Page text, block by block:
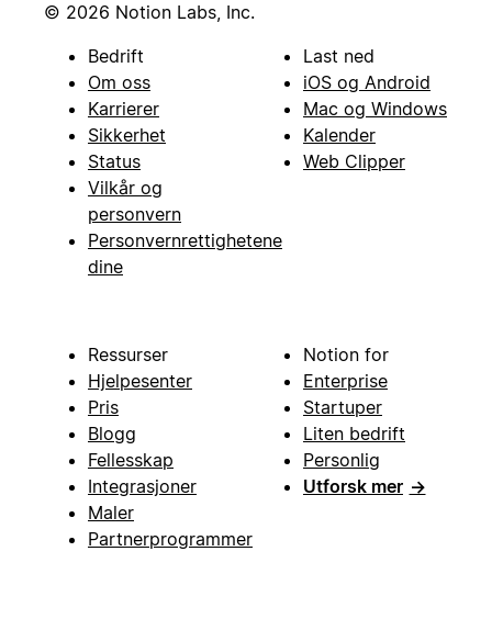
© 2026 Notion Labs, Inc.
Bedrift
Om oss
Karrierer
Sikkerhet
Status
Vilkår og
personvern
Personvernrettighetene
dine
Last ned
iOS og Android
Mac og Windows
Kalender
Web Clipper
Ressurser
Hjelpesenter
Pris
Blogg
Fellesskap
Integrasjoner
Maler
Partnerprogrammer
Notion for
Enterprise
Startuper
Liten bedrift
Personlig
Utforsk mer →